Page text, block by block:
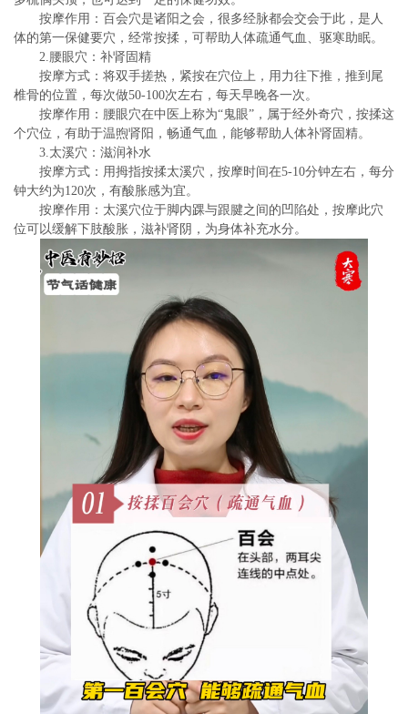
按摩作用：百会穴是诸阳之会，很多经脉都会交会于此，是人
体的第一保健要穴，经常按揉，可帮助人体疏通气血、驱寒助眠。
2.腰眼穴：补肾固精
按摩方式：将双手搓热，紧按在穴位上，用力往下推，推到尾
椎骨的位置，每次做50-100次左右，每天早晚各一次。
按摩作用：腰眼穴在中医上称为“鬼眼”，属于经外奇穴，按揉这
个穴位，有助于温煦肾阳，畅通气血，能够帮助人体补肾固精。
3.太溪穴：滋润补水
按摩方式：用拇指按揉太溪穴，按摩时间在5-10分钟左右，每分
钟大约为120次，有酸胀感为宜。
按摩作用：太溪穴位于脚内踝与跟腱之间的凹陷处，按摩此穴
位可以缓解下肢酸胀，滋补肾阴，为身体补充水分。